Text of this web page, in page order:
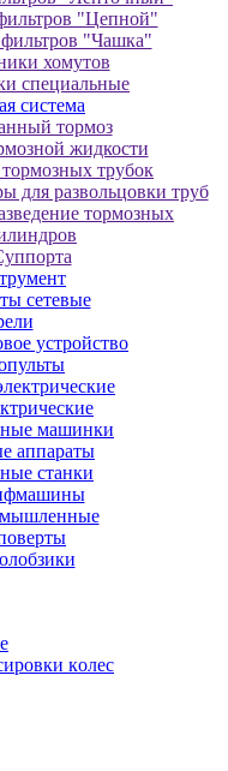
"Цепной"
"Чашка"
хомутов
специальные
система
тормоз
жидкости
трубок
для развольцовки труб
тормозных
сетевые
устройство
машинки
аппараты
станки
кoлec